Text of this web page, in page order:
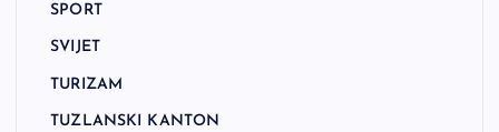
SPORT
SVIJET
TURIZAM
TUZLANSKI KANTON